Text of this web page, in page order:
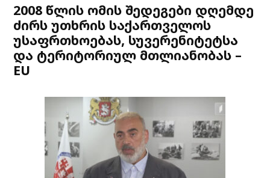
2008 წლის ომის შედეგები დღემდე
ძირს უთხრის საქართველოს
უსაფრთხოებას, სუვერენიტეტსა
და ტერიტორიულ მთლიანობას –
EU